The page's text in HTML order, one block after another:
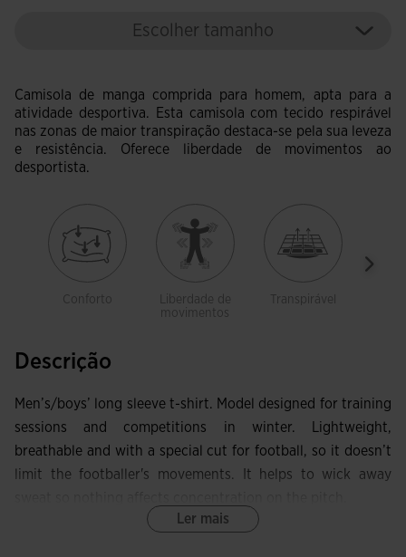
Escolher tamanho
Camisola de manga comprida para homem, apta para a
atividade desportiva. Esta camisola com tecido respirável
nas zonas de maior transpiração destaca-se pela sua leveza
e resistência. Oferece liberdade de movimentos ao
desportista.
Conforto
Liberdade de
movimentos
Transpirável
Descrição
Men’s/boys’ long sleeve t-shirt. Model designed for training
sessions and competitions in winter. Lightweight,
breathable and with a special cut for football, so it doesn’t
limit the footballer's movements. It helps to wick away
Ler mais